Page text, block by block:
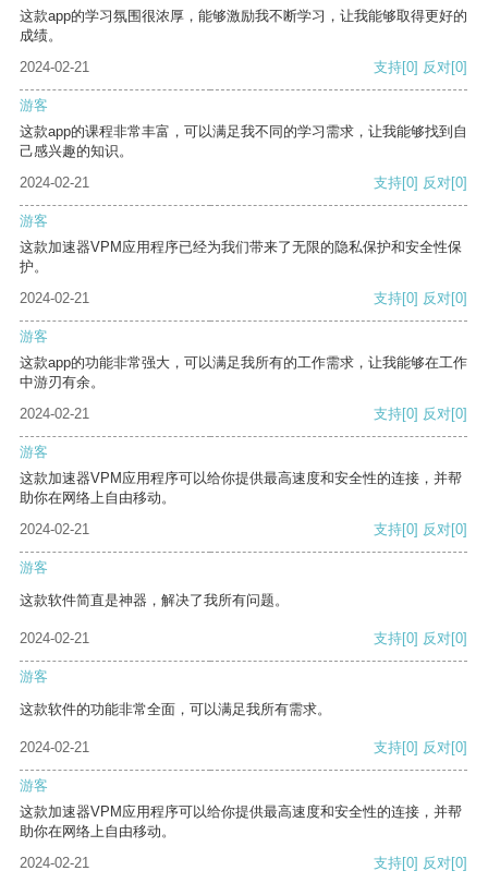
这款app的学习氛围很浓厚，能够激励我不断学习，让我能够取得更好的
成绩。
2024-02-21
支持[0] 反对[0]
游客
这款app的课程非常丰富，可以满足我不同的学习需求，让我能够找到自
己感兴趣的知识。
2024-02-21
支持[0] 反对[0]
游客
这款加速器VPM应用程序已经为我们带来了无限的隐私保护和安全性保
护。
2024-02-21
支持[0] 反对[0]
游客
这款app的功能非常强大，可以满足我所有的工作需求，让我能够在工作
中游刃有余。
2024-02-21
支持[0] 反对[0]
游客
这款加速器VPM应用程序可以给你提供最高速度和安全性的连接，并帮
助你在网络上自由移动。
2024-02-21
支持[0] 反对[0]
游客
这款软件简直是神器，解决了我所有问题。
2024-02-21 支持[0] 反对[0]
游客
这款软件的功能非常全面，可以满足我所有需求。
2024-02-21 支持[0] 反对[0]
游客
这款加速器VPM应用程序可以给你提供最高速度和安全性的连接，并帮
助你在网络上自由移动。
2024-02-21
支持[0] 反对[0]